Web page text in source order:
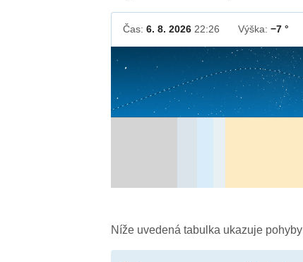
Čas:6. 8. 2026 22:26 Výška:−7 °
Níže uvedená tabulka ukazuje pohyby